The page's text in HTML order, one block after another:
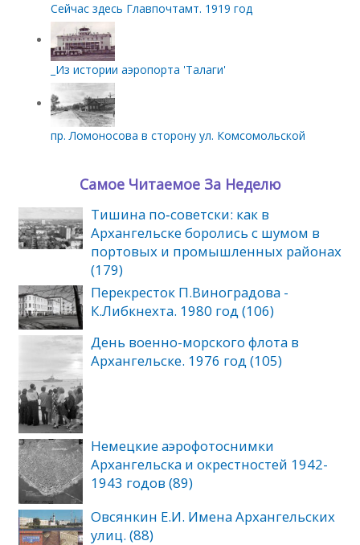
Сейчас здесь Главпочтамт. 1919 год
_Из истории аэропорта 'Талаги'
пр. Ломоносова в сторону ул. Комсомольской
Самое Читаемое За Неделю
Тишина по‑советски: как в
Архангельске боролись с шумом в
портовых и промышленных районах
(179)
Перекресток П.Виноградова -
К.Либкнехта. 1980 год (106)
День военно-морского флота в
Архангельске. 1976 год (105)
Немецкие аэрофотоснимки
Архангельска и окрестностей 1942-
1943 годов (89)
Овсянкин Е.И. Имена Архангельских
улиц. (88)